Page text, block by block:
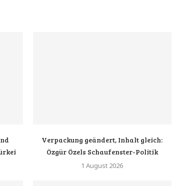
Verpackung geändert, Inhalt gleich:
Özgür Özels Schaufenster-Politik
1 August 2026